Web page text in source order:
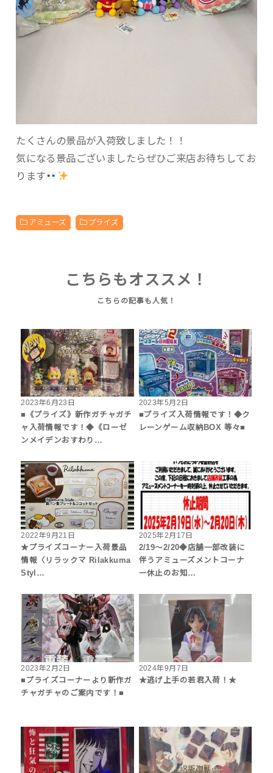
たくさんの景品が入荷致しました！！
気になる景品ございましたらぜひご来店お待ちしてお
ります
アミューズ プライズ
こちらもオススメ！
2023年6月23日
■《プライズ》新作ガチャガチ
ャ入荷情報です！◆《ローゼ
ンメイデンおすわり…
2023年5月2日
■プライズ入荷情報です！◆ク
レーンゲーム収納BOX 等々■
2022年9月21日
★プライズコーナー入荷景品
情報〈リラックマ Rilakkuma
Styl…
2025年2月17日
2/19～2/20◆店舗一部改装に
伴うアミューズメントコーナ
ー休止のお知…
2023年2月2日
■プライズコーナーより新作ガ
チャガチャのご案内です！■
2024年9月7日
★逃げ上手の若君入荷！★